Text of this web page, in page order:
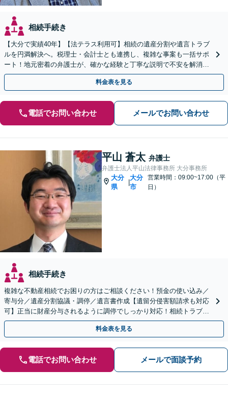
相続手続き
【大分で実績40年】【法テラス利用可】相続の遺産分割や遺言トラブ
ルを円満解決へ。税理士・会計士とも連携し、複雑な事案も一括サポ
ート！地元密着の弁護士が、確かな経験と丁寧な説明で不安を解消し
ます。まずはお気軽にご相談ください。【休日面談可】
料金表を見る
電話でお問い合わせ メールでお問い合わせ
平山 蒼太 弁護士
弁護士法人平山法律事務所 大分事務所
大分
県
|
大分
市
営業時間：09:00~17:00（平
日）
相続手続き
複雑な不動産相続でお困りの方はご相談ください！預金の使い込み／
寄与分／遺産分割協議・調停／遺言書作成【遺留分侵害額請求も対応
可】正当に財産分与されるように調停でしっかり対応！相続トラブル
の精神的負担も軽減します。
料金表を見る
電話でお問い合わせ メールで面談予約